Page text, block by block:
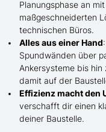
Planungsphase an
maßgeschneiderten
technischen Büros.
Alles aus einer Hand
Spundwänden über
Ankersysteme bis
damit auf der
Effizienz macht den
verschafft dir einen
deiner Baustelle.